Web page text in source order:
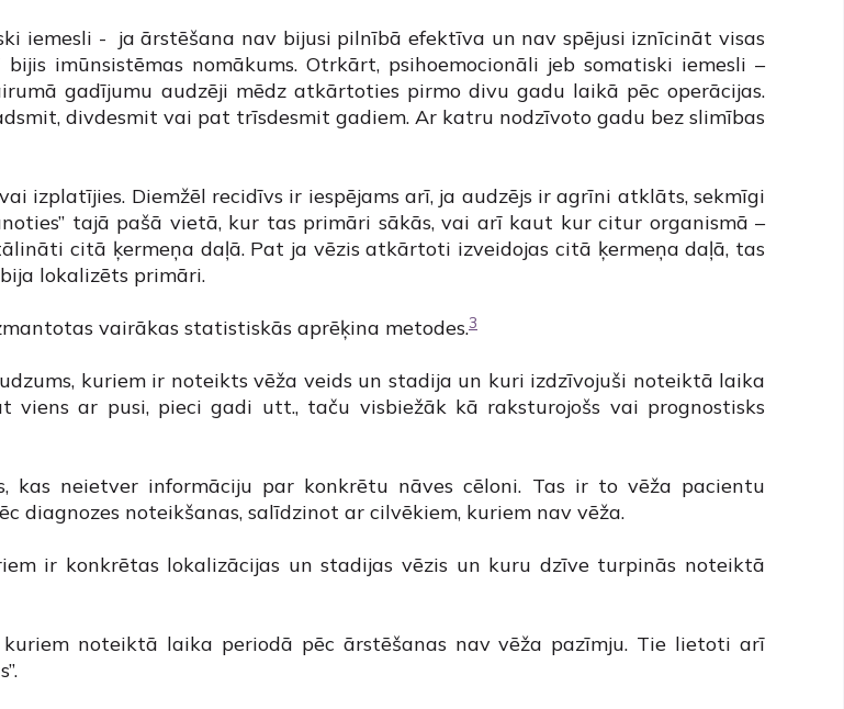
iemesli - ja ārstēšana nav bijusi pilnībā efektīva un nav spējusi iznīcināt visas
imūnsistēmas nomākums. Otrkārt, psihoemocionāli jeb somatiski iemesli –
gadījumu audzēji mēdz atkārtoties pirmo divu gadu laikā pēc operācijas.
divdesmit vai pat trīsdesmit gadiem. Ar katru nodzīvoto gadu bez slimības
izplatījies. Diemžēl recidīvs ir iespējams arī, ja audzējs ir agrīni atklāts, sekmīgi
tajā pašā vietā, kur tas primāri sākās, vai arī kaut kur citur organismā –
citā ķermeņa daļā. Pat ja vēzis atkārtoti izveidojas citā ķermeņa daļā, tas
lokalizēts primāri.
vairākas statistiskās aprēķina metodes.3
kuriem ir noteikts vēža veids un stadija un kuri izdzīvojuši noteiktā laika
viens ar pusi, pieci gadi utt., taču visbiežāk kā raksturojošs vai prognostisks
kas neietver informāciju par konkrētu nāves cēloni. Tas ir to vēža pacientu
diagnozes noteikšanas, salīdzinot ar cilvēkiem, kuriem nav vēža.
ir konkrētas lokalizācijas un stadijas vēzis un kuru dzīve turpinās noteiktā
noteiktā laika periodā pēc ārstēšanas nav vēža pazīmju. Tie lietoti arī